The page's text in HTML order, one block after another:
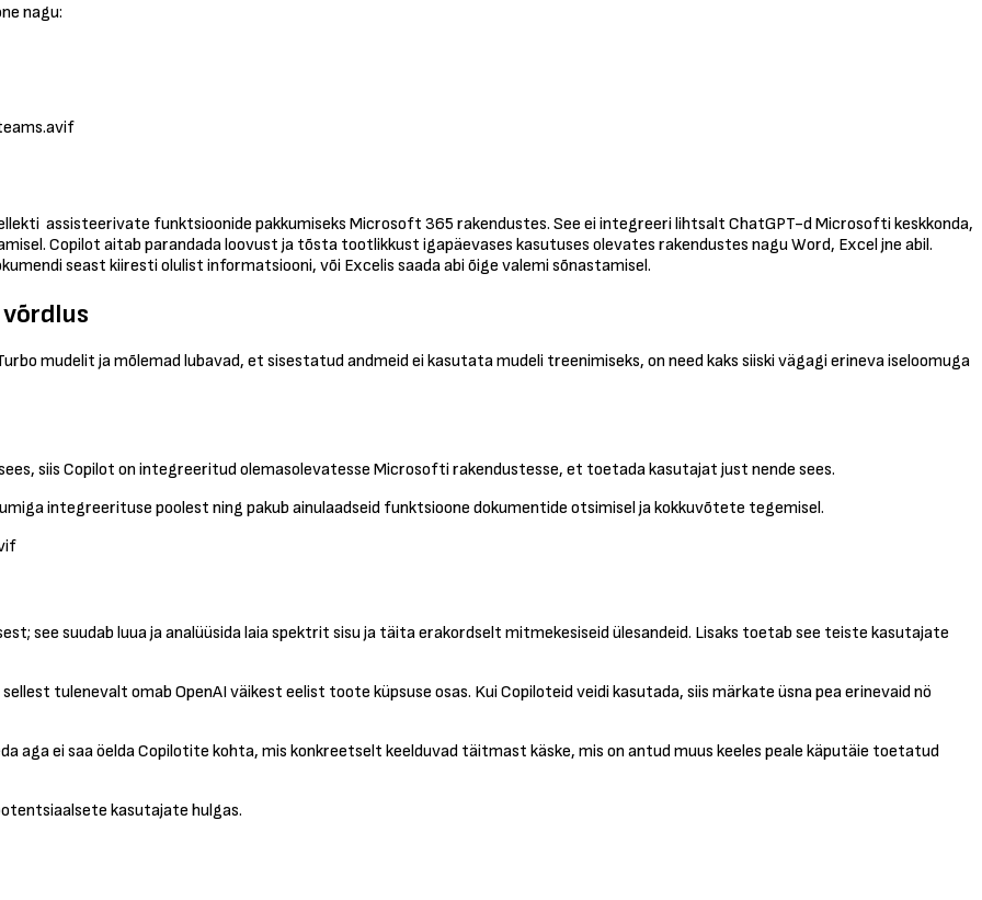
nagu:
assisteerivate funktsioonide pakkumiseks Microsoft 365 rakendustes. See ei integreeri lihtsalt ChatGPT-d Microsofti keskkonda,
Copilot aitab parandada loovust ja tõsta tootlikkust igapäevases kasutuses olevates rakendustes nagu Word, Excel jne abil.
seast kiiresti olulist informatsiooni, või Excelis saada abi õige valemi sõnastamisel.
mudelit ja mõlemad lubavad, et sisestatud andmeid ei kasutata mudeli treenimiseks, on need kaks siiski vägagi erineva iseloomuga
siis Copilot on integreeritud olemasolevatesse Microsofti rakendustesse, et toetada kasutajat just nende sees.
integreerituse poolest ning pakub ainulaadseid funktsioone dokumentide otsimisel ja kokkuvõtete tegemisel.
see suudab luua ja analüüsida laia spektrit sisu ja täita erakordselt mitmekesiseid ülesandeid. Lisaks toetab see teiste kasutajate
tulenevalt omab OpenAI väikest eelist toote küpsuse osas. Kui Copiloteid veidi kasutada, siis märkate üsna pea erinevaid nö
aga ei saa öelda Copilotite kohta, mis konkreetselt keelduvad täitmast käske, mis on antud muus keeles peale käputäie toetatud
kasutajate hulgas.